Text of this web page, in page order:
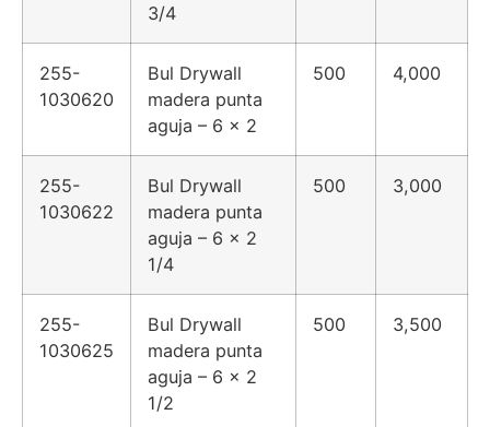
3/4
255-
1030620
Bul Drywall
madera punta
aguja – 6 x 2
500 4,000
255-
1030622
Bul Drywall
madera punta
aguja – 6 x 2
1/4
500 3,000
255-
1030625
Bul Drywall
madera punta
aguja – 6 x 2
1/2
500 3,500